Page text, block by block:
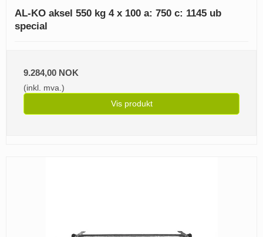
AL-KO aksel 550 kg 4 x 100 a: 750 c: 1145 ub
special
9.284,00 NOK
(inkl. mva.)
Vis produkt